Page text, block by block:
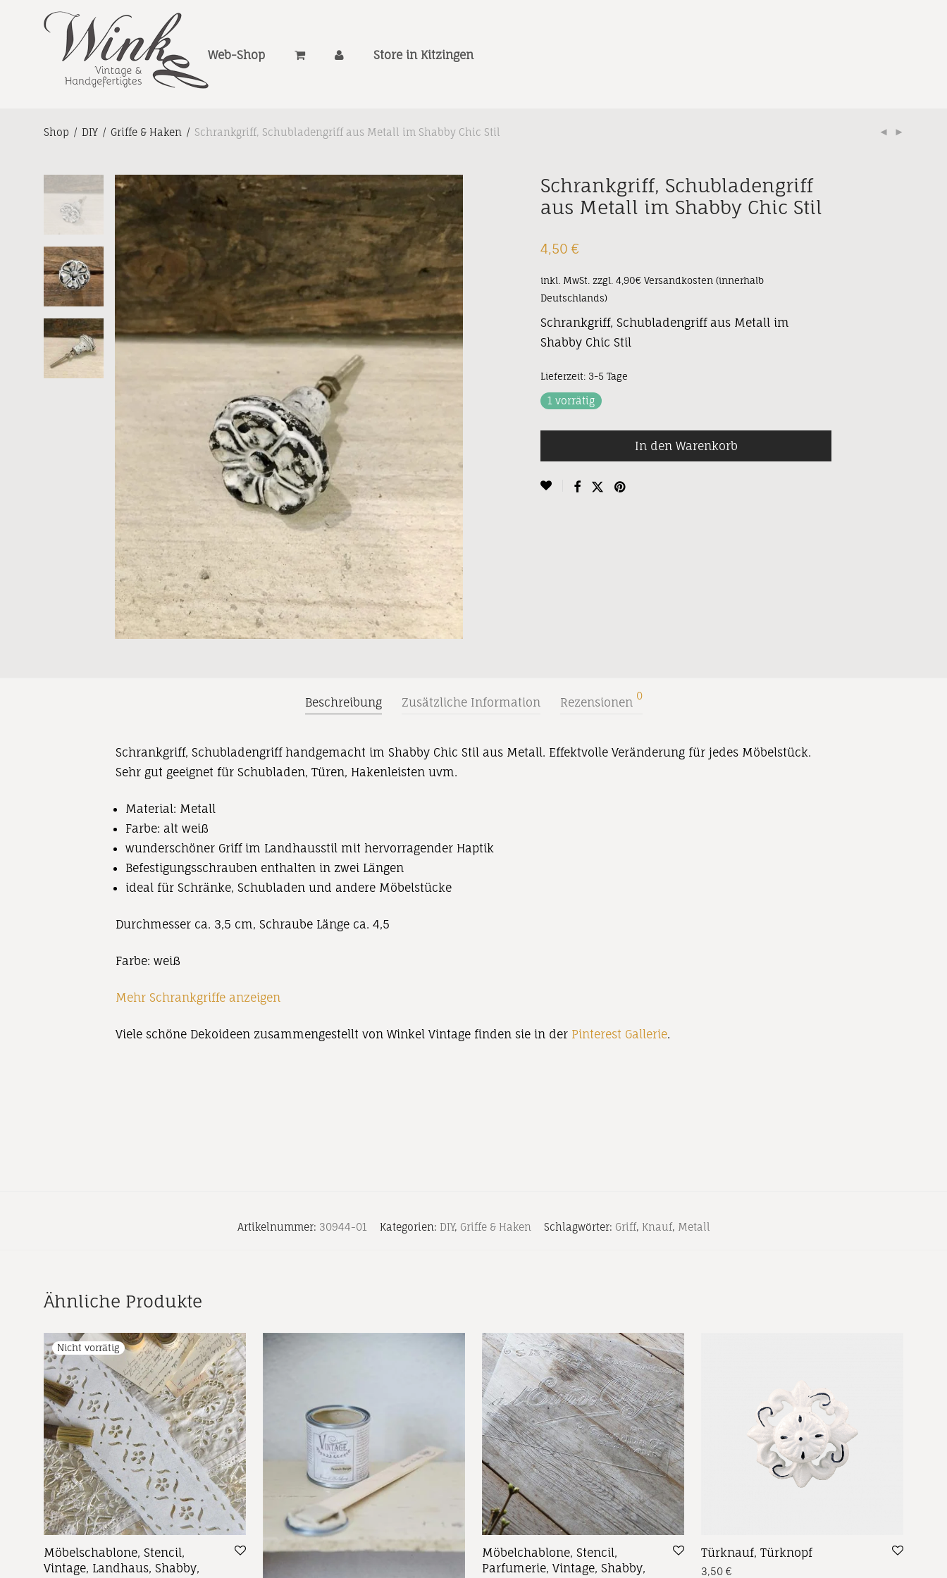
Web-Shop Store in Kitzingen
Shop / DIY / Griffe & Haken / Schrankgriff, Schubladengriff aus Metall im Shabby Chic Stil
Schrankgriff, Schubladengriff
aus Metall im Shabby Chic Stil
4,50 €
inkl. MwSt. zzgl. 4,90€ Versandkosten (innerhalb
Deutschlands)
Schrankgriff, Schubladengriff aus Metall im
Shabby Chic Stil
Lieferzeit: 3-5 Tage
1 vorrätig
In den Warenkorb
Beschreibung Zusätzliche Information Rezensionen 0
Schrankgriff, Schubladengriff handgemacht im Shabby Chic Stil aus Metall. Effektvolle Veränderung für jedes Möbelstück.
Sehr gut geeignet für Schubladen, Türen, Hakenleisten uvm.
Material: Metall
Farbe: alt weiß
wunderschöner Griff im Landhausstil mit hervorragender Haptik
Befestigungsschrauben enthalten in zwei Längen
ideal für Schränke, Schubladen und andere Möbelstücke
Durchmesser ca. 3,5 cm, Schraube Länge ca. 4,5
Farbe: weiß
Mehr Schrankgriffe anzeigen
Viele schöne Dekoideen zusammengestellt von Winkel Vintage finden sie in der Pinterest Gallerie.
Artikelnummer: 30944-01 Kategorien: DIY, Griffe & Haken Schlagwörter: Griff, Knauf, Metall
Ähnliche Produkte
Möbelschablone, Stencil,
Vintage, Landhaus, Shabby,
Möbelchablone, Stencil,
Parfumerie, Vintage, Shabby,
Türknauf, Türknopf
3,50 €